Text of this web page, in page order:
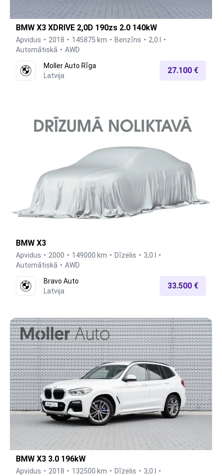
BMW X3 XDRIVE 2,0D 190zs 2.0 140kW
Apvidus 2018 145875 km Benzīns
2,0 l
Automātiskā
AWD
Moller Auto Rīga
Latvija
27.100 €
BMW X3
Apvidus 2000 149000 km Dīzelis
3,0 l
Automātiskā
AWD
Bravo Auto
Latvija
33.500 €
BMW X3 3.0 196kW
Apvidus 2018 132500 km Dīzelis
3,0 l